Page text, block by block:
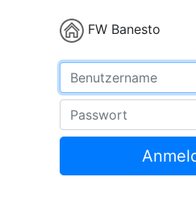
FW Banesto
Benutzername
Passwort